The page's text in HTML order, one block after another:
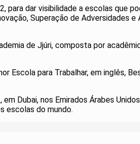
para dar visibilidade a escolas que
Superação de Adversidades e
de Jjúri, composta por
Escola para Trabalhar, em inglês,
Dubai, nos Emirados Árabes
escolas do mundo.